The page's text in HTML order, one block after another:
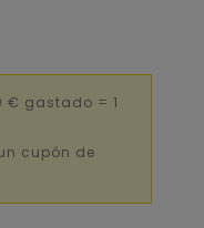
€ gastado = 1
cupón de